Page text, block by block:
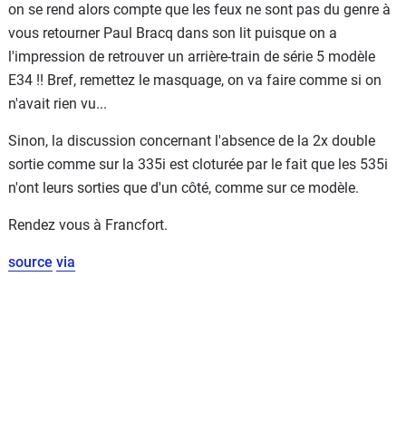
on se rend alors compte que les feux ne sont pas du genre à
vous retourner Paul Bracq dans son lit puisque on a
l'impression de retrouver un arrière-train de série 5 modèle
E34 !! Bref, remettez le masquage, on va faire comme si on
n'avait rien vu...
Sinon, la discussion concernant l'absence de la 2x double
sortie comme sur la 335i est cloturée par le fait que les 535i
n'ont leurs sorties que d'un côté, comme sur ce modèle.
Rendez vous à Francfort.
source via